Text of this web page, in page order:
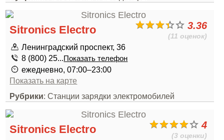
3.36
(11 оценок)
Sitronics Electro
Ленинградский проспект, 36
8 (800) 25...Показать телефон
ежедневно, 07:00–23:00
Показать на карте
Рубрики: Станции зарядки электромобилей
4
(3 оценки)
Sitronics Electro